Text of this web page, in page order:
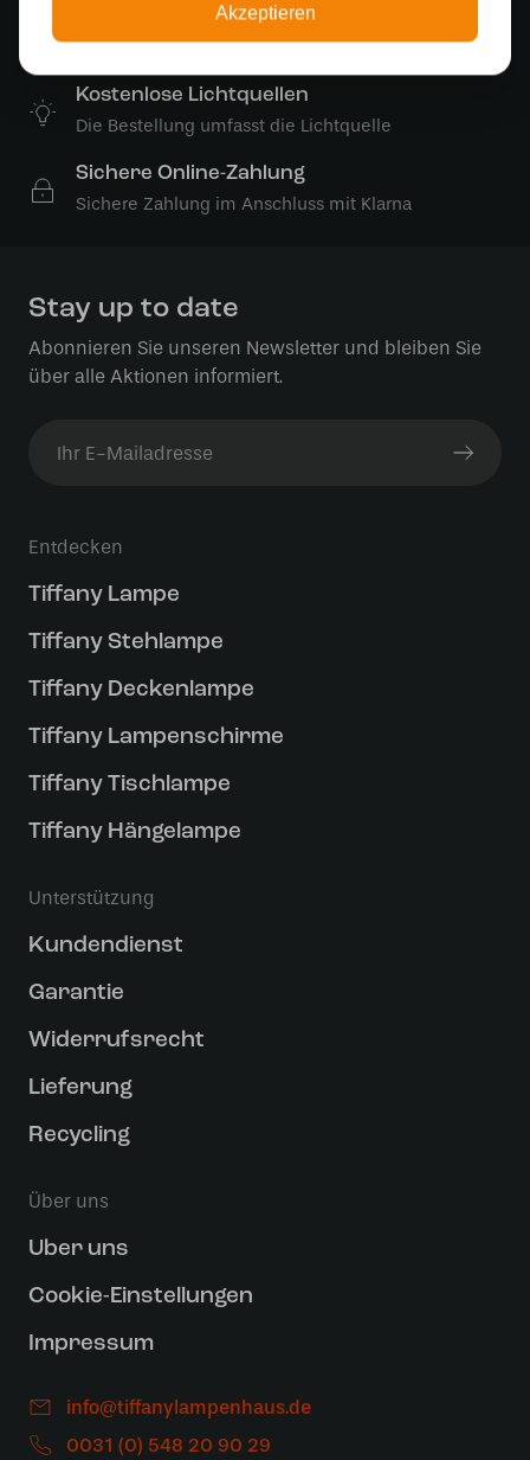
Kostenloser Versand
Kostenloser Versand in Deutschland ab 99 €
Kostenlose Lichtquellen
Die Bestellung umfasst die Lichtquelle
Sichere Online-Zahlung
Sichere Zahlung im Anschluss mit Klarna
Stay up to date
Abonnieren Sie unseren Newsletter und bleiben Sie
über alle Aktionen informiert.
Entdecken
Tiffany Lampe
Tiffany Stehlampe
Tiffany Deckenlampe
Tiffany Lampenschirme
Tiffany Tischlampe
Tiffany Hängelampe
Unterstützung
Kundendienst
Garantie
Widerrufsrecht
Lieferung
Recycling
Über uns
Uber uns
Cookie-Einstellungen
Impressum
info@tiffanylampenhaus.de
0031 (0) 548 20 90 29
Akzeptieren